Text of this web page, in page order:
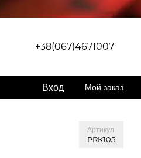
+38(067)4671007
Вход Мой заказ
Артикул
PRK105